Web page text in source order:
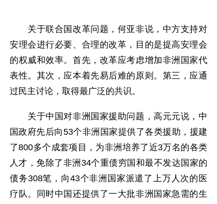
关于联合国改革问题，何亚非说，中方支持对
安理会进行必要、合理的改革，目的是提高安理会
的权威和效率。首先，改革应考虑增加非洲国家代
表性。其次，应本着先易后难的原则。第三，应通
过民主讨论，取得最广泛的共识。
关于中国对非洲国家援助问题，高元元说，中
国政府先后向53个非洲国家提供了各类援助，援建
了800多个成套项目，为非洲培养了近3万名的各类
人才，免除了非洲34个重债穷国和最不发达国家的
债务308笔，向43个非洲国家派遣了上万人次的医
疗队。同时中国还提供了一大批非洲国家急需的生